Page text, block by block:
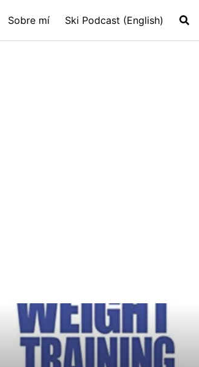
Sobre mí Ski Podcast (English)